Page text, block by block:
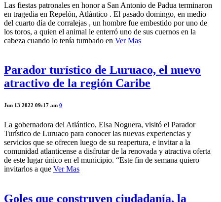
Las fiestas patronales en honor a San Antonio de Padua terminaron
en tragedia en Repelón, Atlántico . El pasado domingo, en medio
del cuarto día de corralejas , un hombre fue embestido por uno de
los toros, a quien el animal le enterró uno de sus cuernos en la
cabeza cuando lo tenía tumbado en Ver Mas
Parador turístico de Luruaco, el nuevo
atractivo de la región Caribe
Jun 13 2022 09:17 am 0
La gobernadora del Atlántico, Elsa Noguera, visitó el Parador
Turístico de Luruaco para conocer las nuevas experiencias y
servicios que se ofrecen luego de su reapertura, e invitar a la
comunidad atlanticense a disfrutar de la renovada y atractiva oferta
de este lugar único en el municipio. “Este fin de semana quiero
invitarlos a que Ver Mas
Goles que construyen ciudadanía, la